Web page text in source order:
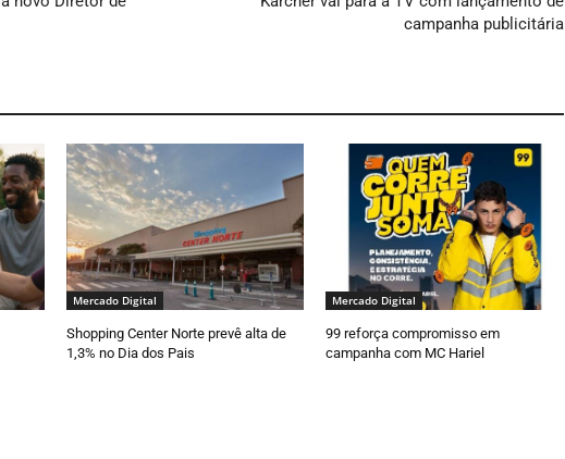
campanha publicitária
Mercado Digital
Shopping Center Norte prevê alta de
1,3% no Dia dos Pais
Mercado Digital
99 reforça compromisso em
campanha com MC Hariel